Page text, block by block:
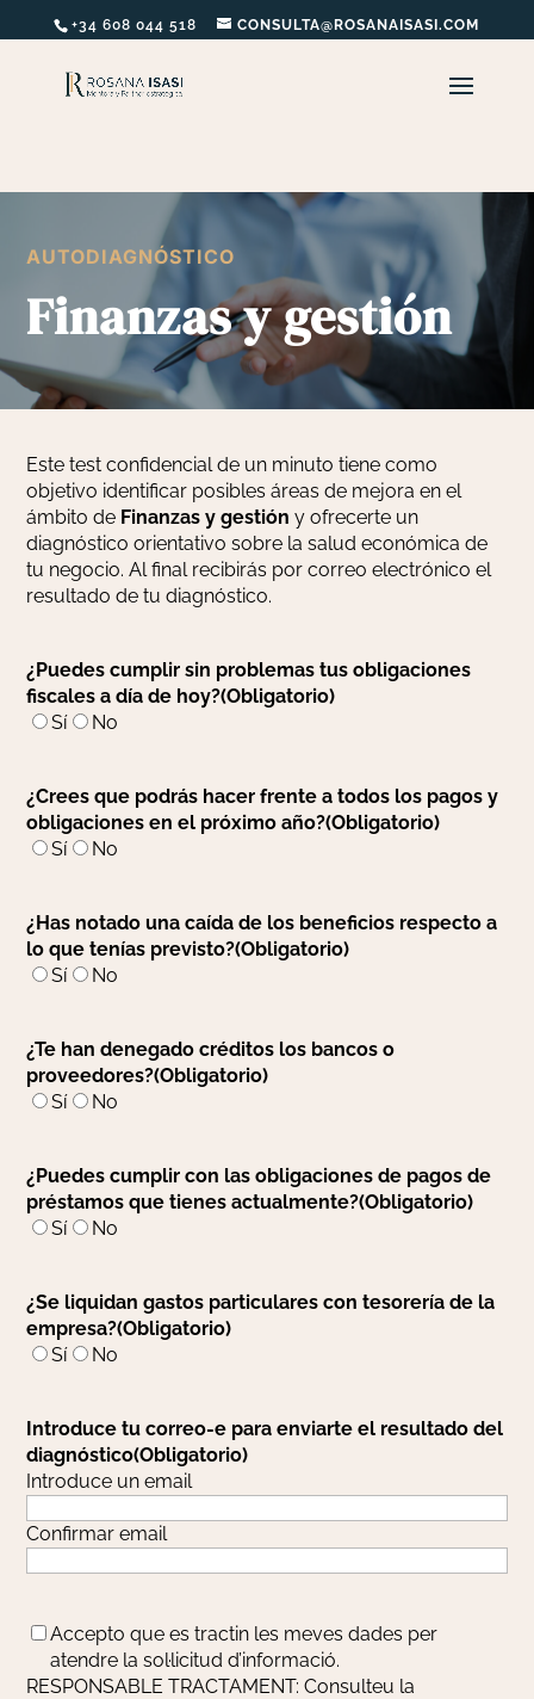
+34 608 044 518 CONSULTA@ROSANAISASI.COM
AUTODIAGNÓSTICO
Finanzas y gestión
Este test confidencial de un minuto tiene como
objetivo identificar posibles áreas de mejora en el
ámbito de Finanzas y gestión y ofrecerte un
diagnóstico orientativo sobre la salud económica de
tu negocio. Al final recibirás por correo electrónico el
resultado de tu diagnóstico.
¿Puedes cumplir sin problemas tus obligaciones
fiscales a día de hoy?(Obligatorio)
Sí
No
¿Crees que podrás hacer frente a todos los pagos y
obligaciones en el próximo año?(Obligatorio)
Sí
No
¿Has notado una caída de los beneficios respecto a
lo que tenías previsto?(Obligatorio)
Sí
No
¿Te han denegado créditos los bancos o
proveedores?(Obligatorio)
Sí
No
¿Puedes cumplir con las obligaciones de pagos de
préstamos que tienes actualmente?(Obligatorio)
Sí
No
¿Se liquidan gastos particulares con tesorería de la
empresa?(Obligatorio)
Sí
No
Introduce tu correo-e para enviarte el resultado del
diagnóstico(Obligatorio)
Introduce un email
Confirmar email
Tractament
dades(Obligatorio)
Accepto que es tractin les meves dades per
atendre la sol·licitud d’informació.
RESPONSABLE TRACTAMENT: Consulteu la